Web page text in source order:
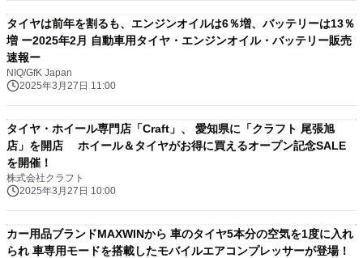
タイヤは前年を割るも、エンジンオイルは6％増、バッテリーは13％
増 ー2025年2月 自動車用タイヤ・エンジンオイル・バッテリー販売
速報ー
NIQ/GfK Japan
2025年3月27日 11:00
タイヤ・ホイール専門店「Craft」、 愛知県に「クラフト 尾張旭
店」を開店 ホイール＆タイヤがお得に買えるオープン記念SALE
を開催！
株式会社クラフト
2025年3月27日 10:00
カー用品ブランドMAXWINから 車のタイヤ5本分の空気を1度に入れ
られ 車専用モードを搭載したモバイルエアコンプレッサーが登場！